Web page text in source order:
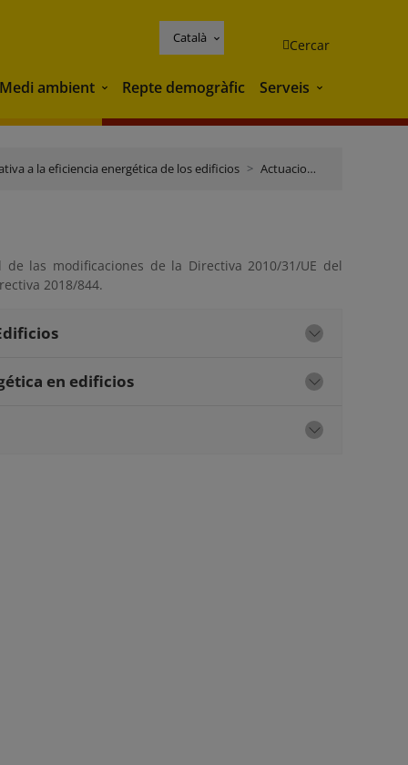
Català Cercar
Medi ambient Medi ambient
Repte demogràfic Serveis Serveis
a la eficiencia energética de los edificios Actuaciones de transposición
las modificaciones de la Directiva 2010/31/UE del
2018/844.
en edificios